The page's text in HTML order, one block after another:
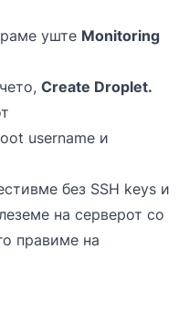
уште Monitoring
Create Droplet.
username и
без SSH keys и
на серверот со
правиме на